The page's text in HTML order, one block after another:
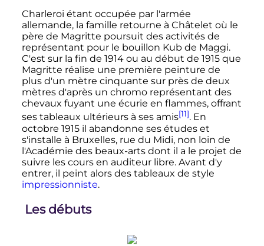
Charleroi étant occupée par l'armée
allemande, la famille retourne à Châtelet où le
père de Magritte poursuit des activités de
représentant pour le bouillon Kub de Maggi.
C'est sur la fin de 1914 ou au début de 1915 que
Magritte réalise une première peinture de
plus d'un mètre cinquante sur près de deux
mètres d'après un chromo représentant des
chevaux fuyant une écurie en flammes, offrant
ses tableaux ultérieurs à ses amis[11]. En
octobre 1915il abandonne ses études et
s'installe à Bruxelles, rue du Midi, non loin de
l'Académie des beaux-arts dont il a le projet de
suivre les cours en auditeur libre. Avant d'y
entrer, il peint alors des tableaux de style
impressionniste.
Les débuts